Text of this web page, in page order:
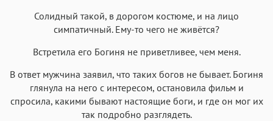
Солидный такой, в дорогом костюме, и на лицо
симпатичный. Ему-то чего не живётся?
Встретила его Богиня не приветливее, чем меня.
В ответ мужчина заявил, что таких богов не бывает. Богиня
глянула на него с интересом, остановила фильм и
спросила, какими бывают настоящие боги, и где он мог их
так подробно разглядеть.